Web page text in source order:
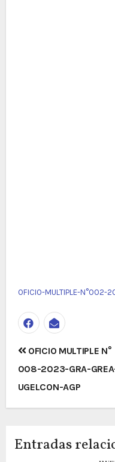
OFICIO-MULTIPLE-N°002-
Navegación
de
entradas
OFICIO MULTIPLE N°
008-2023-GRA-
UGELCON-AGP
Entradas